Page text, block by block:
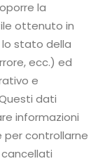
la
ottenuto in
stato della
ecc.) ed
e
dati
informazioni
per controllarne